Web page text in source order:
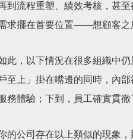
到流程重塑、績效考核，甚
求擺在首要位置——想顧客之
此，以下情況在很多組織中
戶至上」掛在嘴邊的同時，內
務體驗；下到，員工確實貫
的公司存在以上類似的現象